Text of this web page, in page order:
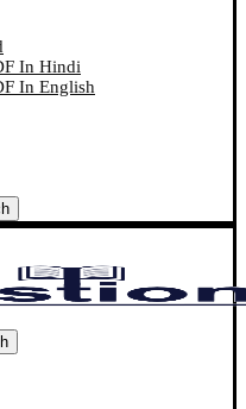
In Hindi
In English